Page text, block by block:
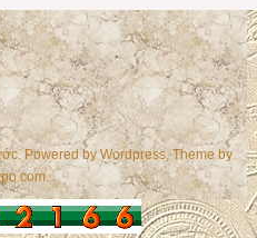
Powered byWordpress , Theme by
.